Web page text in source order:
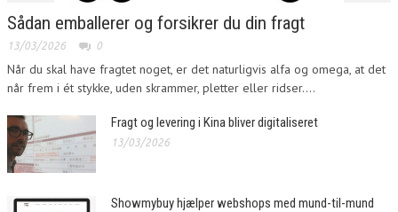
Sådan emballerer og forsikrer du din fragt
13/03/2026 0
Når du skal have fragtet noget, er det naturligvis alfa og omega, at det
når frem i ét stykke, uden skrammer, pletter eller ridser....
Fragt og levering i Kina bliver digitaliseret
13/03/2026
Showmybuy hjælper webshops med mund-til-mund